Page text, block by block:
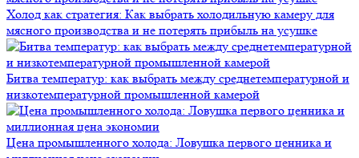
Холод как стратегия: Как выбрать холодильную камеру для
мясного производства и не потерять прибыль на усушке
Битва температур: как выбрать между среднетемпературной и
низкотемпературной промышленной камерой
Цена промышленного холода: Ловушка первого ценника и